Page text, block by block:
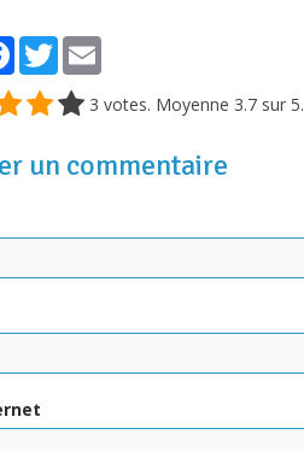
Facebook
TwitterEmail
3 votes. Moyenne 3.7sur 5.
un commentaire